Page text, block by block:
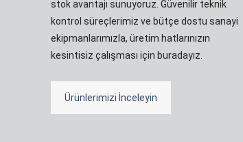
stok avantajı sunuyoruz. Güvenilir teknik
kontrol süreçlerimiz ve bütçe dostu sanayi
ekipmanlarımızla, üretim hatlarınızın
kesintisiz çalışması için buradayız.
Ürünlerimizi İnceleyin